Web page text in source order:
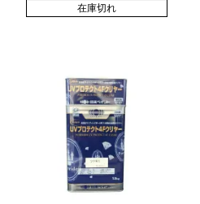
在庫切れ